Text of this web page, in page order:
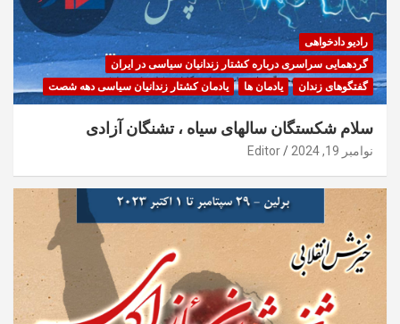
رادیو دادخواهی
گردهمایی سراسری درباره کشتار زندانیان سیاسی در ایران
گفتگوهای زندان
یادمان ها یادمان کشتار زندانیان سیاسی دهه شصت
سلام شکستگان سالهای سیاه ، تشنگان آزادی
نوامبر 19, 2024 Editor